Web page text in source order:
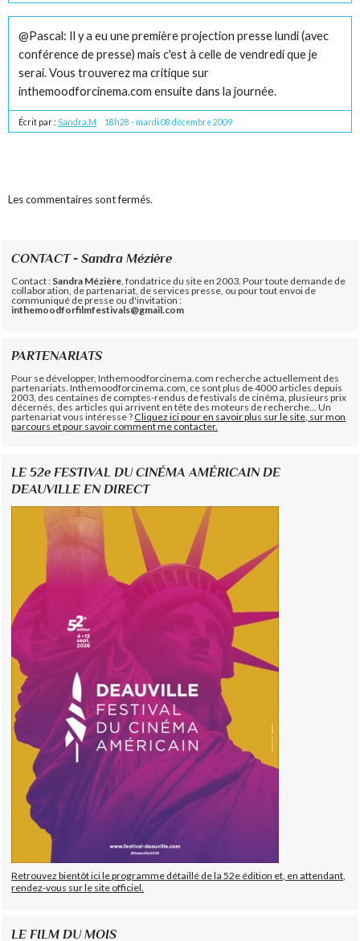
@Pascal: Il y a eu une première projection presse lundi (avec
conférence de presse) mais c'est à celle de vendredi que je
serai. Vous trouverez ma critique sur
inthemoodforcinema.com ensuite dans la journée.
Écrit par : Sandra.M 18h28 - mardi 08 décembre 2009
Les commentaires sont fermés.
CONTACT - Sandra Mézière
Contact : Sandra Mézière , fondatrice du site en 2003. Pour toute demande de
collaboration, de partenariat, de services presse, ou pour tout envoi de
communiqué de presse ou d'invitation :
inthemoodforfilmfestivals@gmail.com
PARTENARIATS
Pour se développer, Inthemoodforcinema.com recherche actuellement des
partenariats. Inthemoodforcinema.com, ce sont plus de 4000 articles depuis
2003, des centaines de comptes-rendus de festivals de cinéma, plusieurs prix
décernés, des articles qui arrivent en tête des moteurs de recherche... Un
partenariat vous intéresse ?Cliquez ici pour en savoir plus sur le site, sur mon
parcours et pour savoir comment me contacter.
LE 52e FESTIVAL DU CINÉMA AMÉRICAIN DE
DEAUVILLE EN DIRECT
Retrouvez bientôt ici le programme détaillé de la 52e édition et, en attendant,
rendez-vous sur le site officiel.
LE FILM DU MOIS